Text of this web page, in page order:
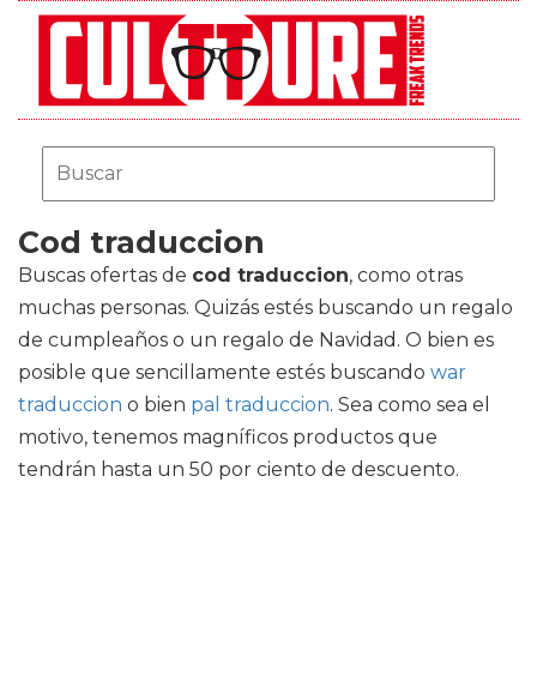
Cod traduccion
Buscas ofertas de cod traduccion, como otras
muchas personas. Quizás estés buscando un regalo
de cumpleaños o un regalo de Navidad. O bien es
posible que sencillamente estés buscando war
traduccion o bien pal traduccion. Sea como sea el
motivo, tenemos magníficos productos que
tendrán hasta un 50 por ciento de descuento.